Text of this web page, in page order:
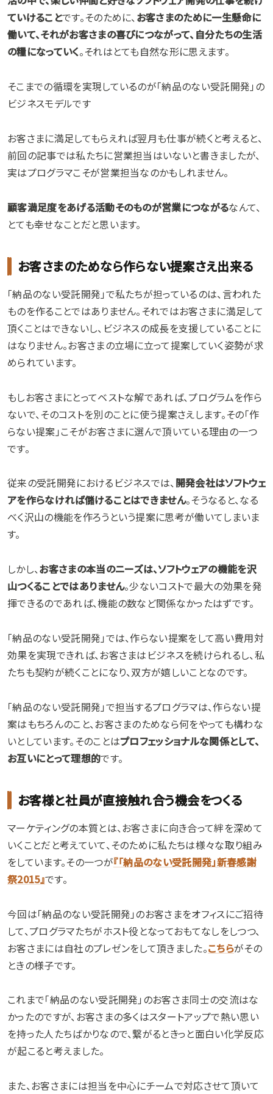
ていけることです。そのために、お客さまのために一生懸命に
働いて、それがお客さまの喜びにつながって、自分たちの生活
の糧になっていく。それはとても自然な形に思えます。
そこまでの循環を実現しているのが「納品のない受託開発」の
ビジネスモデルです
お客さまに満足してもらえれば翌月も仕事が続くと考えると、
前回の記事では私たちに営業担当はいないと書きましたが、
実はプログラマこそが営業担当なのかもしれません。
顧客満足度をあげる活動そのものが営業につながるなんて、
とても幸せなことだと思います。
お客さまのためなら作らない提案さえ出来る
「納品のない受託開発」で私たちが担っているのは、言われた
ものを作ることではありません。それではお客さまに満足して
頂くことはできないし、ビジネスの成長を支援していることに
はなりません。お客さまの立場に立って提案していく姿勢が求
められています。
もしお客さまにとってベストな解であれば、プログラムを作ら
ないで、そのコストを別のことに使う提案さえします。その「作
らない提案」こそがお客さまに選んで頂いている理由の一つ
です。
従来の受託開発におけるビジネスでは、開発会社はソフトウェ
アを作らなければ儲けることはできません。そうなると、なる
べく沢山の機能を作ろうという提案に思考が働いてしまいま
す。
しかし、お客さまの本当のニーズは、ソフトウェアの機能を沢
山つくることではありません。少ないコストで最大の効果を発
揮できるのであれば、機能の数など関係なかったはずです。
「納品のない受託開発」では、作らない提案をして高い費用対
効果を実現できれば、お客さまはビジネスを続けられるし、私
たちも契約が続くことになり、双方が嬉しいことなのです。
「納品のない受託開発」で担当するプログラマは、作らない提
案はもちろんのこと、お客さまのためなら何をやっても構わな
いとしています。そのことはプロフェッショナルな関係として、
お互いにとって理想的です。
お客様と社員が直接触れ合う機会をつくる
マーケティングの本質とは、お客さまに向き合って絆を深めて
いくことだと考えていて、そのために私たちは様々な取り組み
をしています。その一つが『「納品のない受託開発」新春感謝
祭2015』です。
今回は「納品のない受託開発」のお客さまをオフィスにご招待
して、プログラマたちがホスト役となっておもてなしをしつつ、
お客さまには自社のプレゼンをして頂きました。こちらがその
ときの様子です。
これまで「納品のない受託開発」のお客さま同士の交流はな
かったのですが、お客さまの多くはスタートアップで熱い思い
を持った人たちばかりなので、繋がるときっと面白い化学反応
が起こると考えました。
また、お客さまには担当を中心にチームで対応させて頂いて